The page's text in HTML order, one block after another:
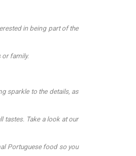
in being part of the
or family.
sparkle to the details, as
Take a look at our
Portuguese food so you